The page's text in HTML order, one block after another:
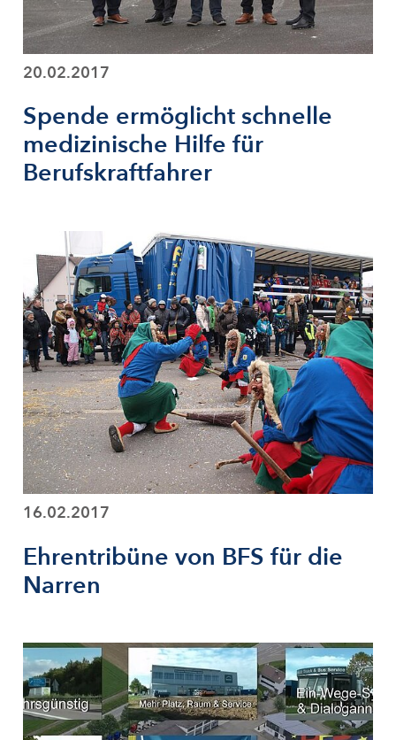
20.02.2017
Spende ermöglicht schnelle
medizinische Hilfe für
Berufskraftfahrer
16.02.2017
Ehrentribüne von BFS für die
Narren